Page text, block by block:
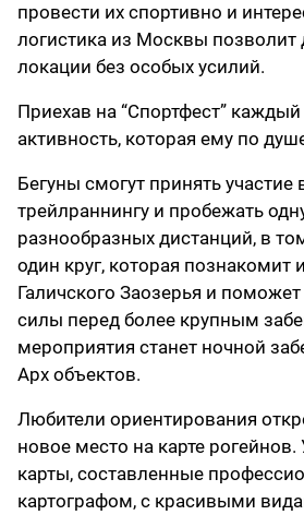
провести их спортивно и
логистика из Москвы позволит
локации без особых усилий.
Приехав на “Спортфест”
активность, которая ему по
Бегуны смогут принять участие
трейлраннингу и пробежать
разнообразных дистанций, в
один круг, которая познакомит
Галичского Заозерья и
силы перед более крупным
мероприятия станет ночной
Арх объектов.
Любители ориентирования
новое место на карте
карты, составленные
картографом, с красивыми